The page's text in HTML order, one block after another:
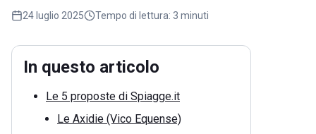
24 luglio 2025 Tempo di lettura: 3 minuti
In questo articolo
Le 5 proposte di Spiagge.it
Le Axidie (Vico Equense)